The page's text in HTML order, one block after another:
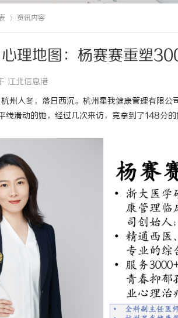
资讯内容
理地图：杨赛赛重塑
江北信息港
杭州入冬，落日西沉。杭州星我健康管理有限
线滑动的她，经过几次来访，竟拿到了148分